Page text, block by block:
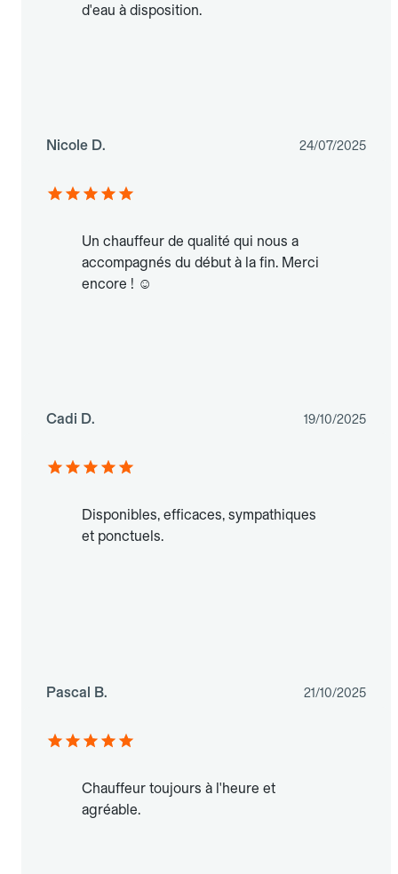
d'eau à disposition.
Nicole D. 24/07/2025
Un chauffeur de qualité qui nous a
accompagnés du début à la fin. Merci
encore ! ☺️
Cadi D. 19/10/2025
Disponibles, efficaces, sympathiques
et ponctuels.
Pascal B. 21/10/2025
Chauffeur toujours à l'heure et
agréable.